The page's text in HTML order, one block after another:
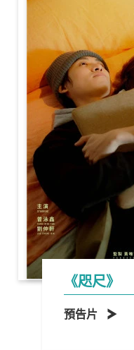
《咫尺》
預告片